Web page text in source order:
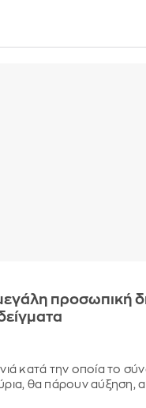
μεγάλη
κατά την οποία το
θα πάρουν αύξηση,